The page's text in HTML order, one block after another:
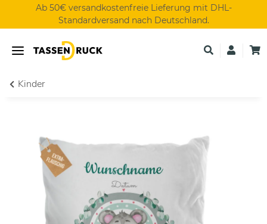
Ab 50€ versandkostenfreie Lieferung mit DHL-
Standardversand nach Deutschland.
Kinder